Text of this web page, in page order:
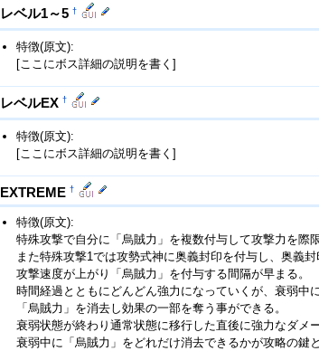
レベル1～5†
特徴(原文):
[ここにボス詳細の説明を書く]
レベルEX†
特徴(原文):
[ここにボス詳細の説明を書く]
EXTREME†
特徴(原文):
特殊攻撃で自分に「烏賊力」を複数付与して攻撃力を際
また特殊攻撃1では攻勢式神に奥義封印を付与し、奥義
攻撃速度が上がり「烏賊力」を付与する間隔が早まる。
時間経過とともにどんどん強力になっていくが、衰弱中
「烏賊力」を消去し効果の一部を奪う事ができる。
衰弱状態が終わり通常状態に移行した直後に強力なダメ
衰弱中に「烏賊力」をどれだけ消去できるかが攻略の鍵